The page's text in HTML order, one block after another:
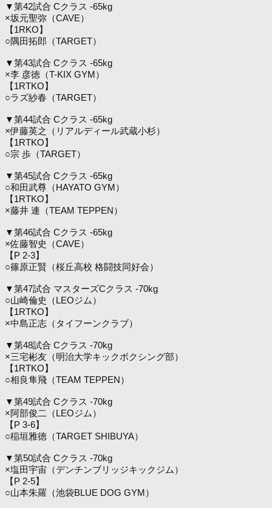
▼第42試合 Cクラス -65kg
×坂元聖弥（CAVE）
【1RKO】
○隅田拓郎（TARGET）
▼第43試合 Cクラス -65kg
×李 彦徳（T-KIX GYM）
【1RTKO】
○ラズ紗春（TARGET）
▼第44試合 Cクラス -65kg
×伊藤英之（リアルディール武蔵小杉）
【1RTKO】
○宗 歩（TARGET）
▼第45試合 Cクラス -65kg
○和田武尊（HAYATO GYM）
【1RTKO】
×藤井 連（TEAM TEPPEN）
▼第46試合 Cクラス -65kg
×佐藤智史（CAVE）
【P 2-3】
○篠原正賢（桜丘高校 格闘技同好会）
▼第47試合 マスターズCクラス -70kg
○山崎倫史（LEOジム）
【1RTKO】
×中島正志（タイフーンクラブ）
▼第48試合 Cクラス -70kg
×三宅彬友（明治大学キックボクシング部）
【1RTKO】
○相良隼飛（TEAM TEPPEN）
▼第49試合 Cクラス -70kg
×阿部俊二（LEOジム）
【P 3-6】
○稲垣雅徳（TARGET SHIBUYA）
▼第50試合 Cクラス -70kg
×塩田宇宙（デンチンブリッジキックジム）
【P 2-5】
○山本朱羅（池袋BLUE DOG GYM）